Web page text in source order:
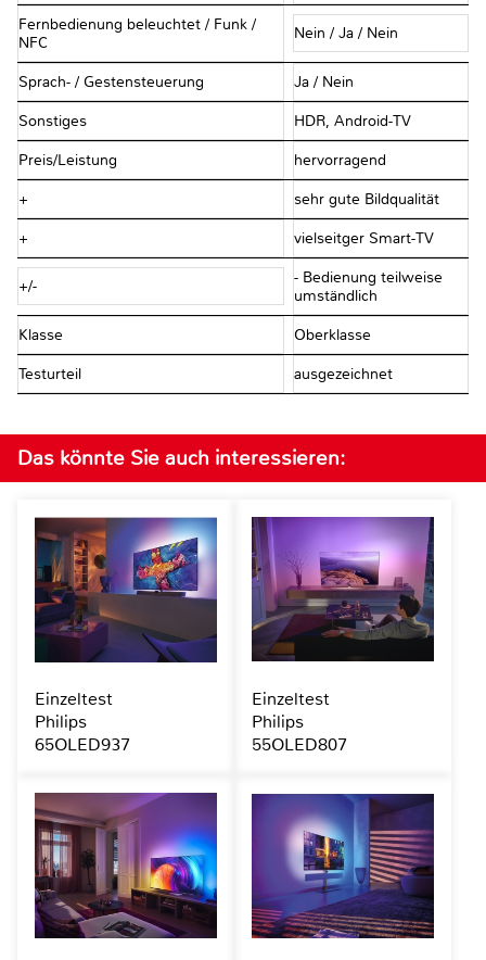
Fernbedienung beleuchtet / Funk /
NFC
Nein / Ja / Nein
Sprach- / Gestensteuerung Ja / Nein
Sonstiges HDR, Android-TV
Preis/Leistung hervorragend
+ sehr gute Bildqualität
+ vielseitger Smart-TV
+/-
- Bedienung teilweise
umständlich
Klasse Oberklasse
Testurteil ausgezeichnet
Das könnte Sie auch interessieren:
Einzeltest
Philips
65OLED937
Einzeltest
Philips
55OLED807